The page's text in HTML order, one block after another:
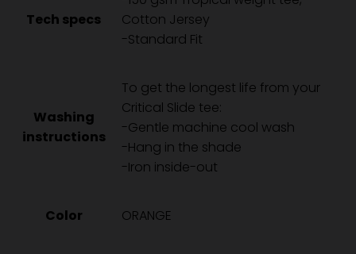
ECRU
Tech specs
Cotton Jersey
-Standard Fit
Washing
instructions
To get the longest life from your
Critical Slide tee:
-Gentle machine cool wash
-Hang in the shade
-Iron inside-out
Color ORANGE